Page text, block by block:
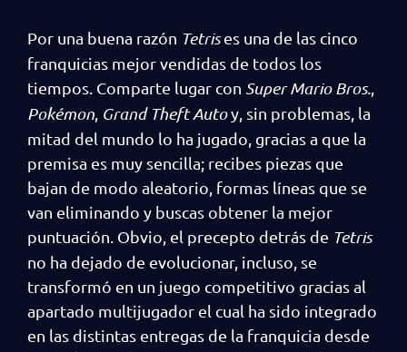
Por una buena razón Tetrises una de las cinco
franquicias mejor vendidas de todos los
tiempos. Comparte lugar con Super Mario Bros.
Pokémon Grand Theft Autoy, sin problemas, la
mitad del mundo lo ha jugado, gracias a que la
premisa es muy sencilla; recibes piezas que
bajan de modo aleatorio, formas líneas que se
van eliminando y buscas obtener la mejor
puntuación. Obvio, el precepto detrás de Tetris
no ha dejado de evolucionar, incluso, se
transformó en un juego competitivo gracias al
apartado multijugador el cual ha sido integrado
en las distintas entregas de la franquicia desde